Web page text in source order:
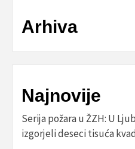
Arhiva
Najnovije
Serija požara u ŽZH: U
izgorjeli deseci tisuća